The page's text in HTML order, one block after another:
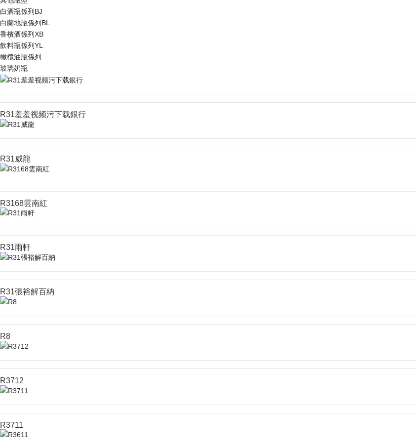
白酒瓶係列BJ
白蘭地瓶係列BL
香檳酒係列XB
飲料瓶係列YL
橄欖油瓶係列
玻璃奶瓶
R31羞羞视频污下载銀行
R31威龍
R3168雲南紅
R31雨軒
R31張裕解百納
R8
R3712
R3711